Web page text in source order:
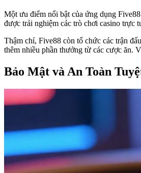
Một ưu điểm nổi bật của ứng dụng
được trải nghiệm các trò chơi casino trực
Thậm chí, Five88 còn tổ chức các trận
thêm nhiều phần thưởng từ các cược ăn.
Bảo Mật và An Toàn